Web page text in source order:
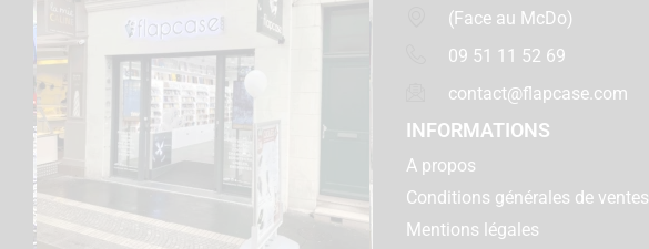
(Face au McDo)
09 51 11 52 69
contact@flapcase.com
INFORMATIONS
A propos
Conditions générales de ventes
Mentions légales